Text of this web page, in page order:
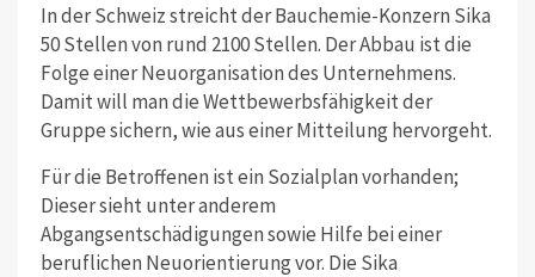
In der Schweiz streicht der Bauchemie-Konzern Sika
50 Stellen von rund 2100 Stellen. Der Abbau ist die
Folge einer Neuorganisation des Unternehmens.
Damit will man die Wettbewerbsfähigkeit der
Gruppe sichern, wie aus einer Mitteilung hervorgeht.
Für die Betroffenen ist ein Sozialplan vorhanden;
Dieser sieht unter anderem
Abgangsentschädigungen sowie Hilfe bei einer
beruflichen Neuorientierung vor. Die Sika